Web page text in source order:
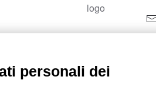
personali dei